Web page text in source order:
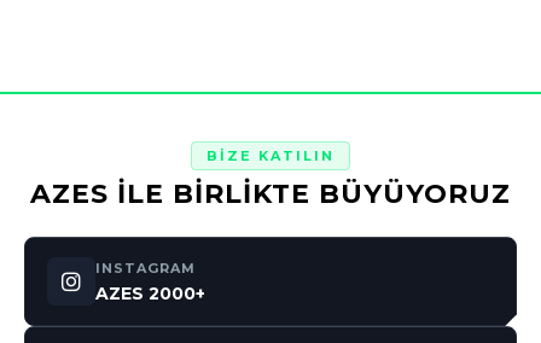
BİZE KATILIN
AZES İLE BİRLİKTE BÜYÜYORUZ
INSTAGRAM
AZES 2000+